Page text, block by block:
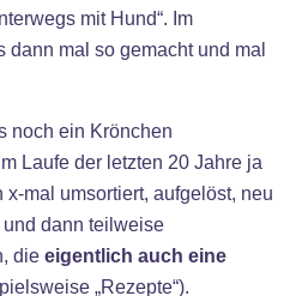
mit Hund“. Im
mal so gemacht und mal
noch ein Krönchen
Laufe der letzten 20 Jahre ja
mal umsortiert, aufgelöst, neu
dann teilweise
die eigentlich auch eine
„Rezepte“).